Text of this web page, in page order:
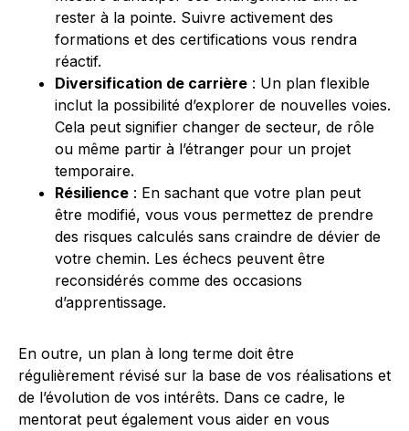
rester à la pointe. Suivre activement des
formations et des certifications vous rendra
réactif.
Diversification de carrière : Un plan flexible
inclut la possibilité d’explorer de nouvelles voies.
Cela peut signifier changer de secteur, de rôle
ou même partir à l’étranger pour un projet
temporaire.
Résilience : En sachant que votre plan peut
être modifié, vous vous permettez de prendre
des risques calculés sans craindre de dévier de
votre chemin. Les échecs peuvent être
reconsidérés comme des occasions
d’apprentissage.
En outre, un plan à long terme doit être
régulièrement révisé sur la base de vos réalisations et
de l’évolution de vos intérêts. Dans ce cadre, le
mentorat peut également vous aider en vous